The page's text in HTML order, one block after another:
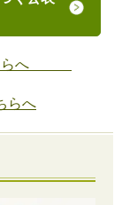
ちらへ
らへ